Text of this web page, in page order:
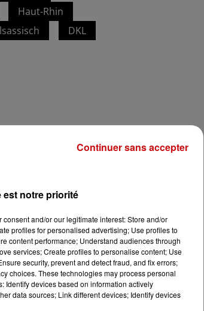
Haut-Rhin
DKL
2 min 5 sec
est notre priorité
and/or our legitimate interest: Store and/or
profiles for personalised advertising; Use profiles to
content performance; Understand audiences through
services; Create profiles to personalise content; Use
security, prevent and detect fraud, and fix errors;
choices. These technologies may process personal
Identify devices based on information actively
data sources; Link different devices; Identify devices
Continuer sans accepter